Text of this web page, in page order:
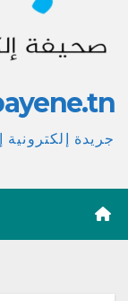
جريدة إلكترونية